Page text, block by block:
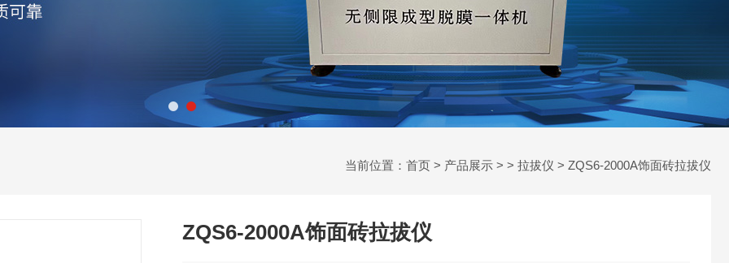
当前位置： 首页 > 产品展示 > > 拉拔仪 > ZQS6-2000A饰面砖拉拔仪
ZQS6-2000A饰面砖拉拔仪